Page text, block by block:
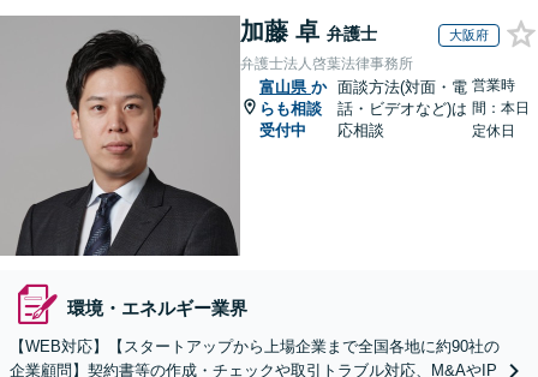
加藤 卓 弁護士 大阪府
弁護士法人啓葉法律事務所
富山県 か
らも相談
受付中
面談方法(対面・電
話・ビデオなど)は
応相談
営業時
間：本日
定休日
環境・エネルギー業界
【WEB対応】【スタートアップから上場企業まで全国各地に約90社の
企業顧問】契約書等の作成・チェックや取引トラブル対応、M&AやIP